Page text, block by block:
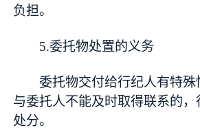
负担。
5.委托物处置的义务
委托物交付给行纪人有特殊
与委托人不能及时取得联系的
处分。